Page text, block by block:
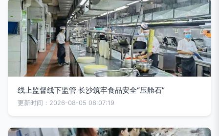
线上监督线下监管 长沙筑牢食品安全“压舱石”
更新时间：2026-08-05 08:07:19